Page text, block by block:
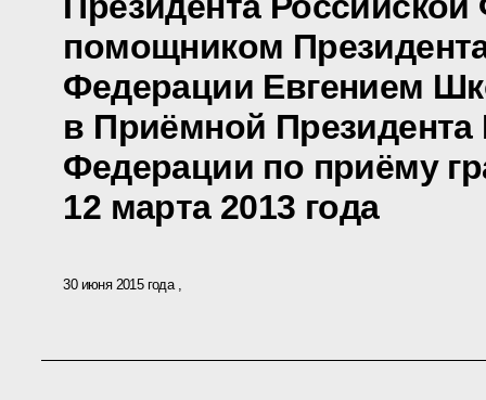
помощником
Федерации Евгением
в Приёмной Президента
Федерации по приёму
12 марта 2013 года
30 июня 2015 года